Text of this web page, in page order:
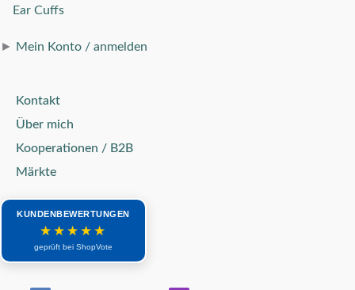
Ear Cuffs
► Mein Konto / anmelden
Kontakt
Über mich
Kooperationen / B2B
Märkte
KUNDENBEWERTUNGEN
★★★★★
geprüft bei ShopVote